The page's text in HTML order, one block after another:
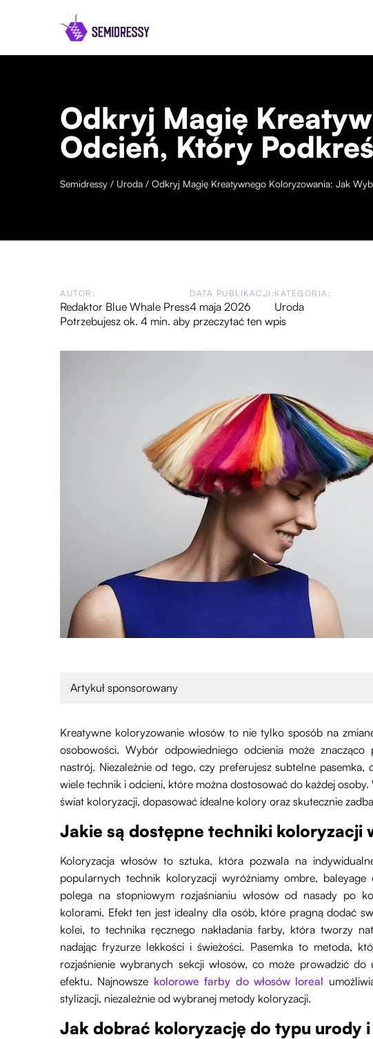
Odkryj Magię
Odcień, Który
Semidressy / Uroda / Odkryj Magię Kreatywnego Koloryzowania: Jak
AUTOR:
Redaktor Blue Whale Press
DATA PUBLIKACJI:
4 maja 2026
KATEGORIA:
Uroda
Potrzebujesz ok. 4 min. aby przeczytać ten wpis
Artykuł sponsorowany
Kreatywne koloryzowanie włosów to nie tylko sposób na
osobowości. Wybór odpowiedniego odcienia może
nastrój. Niezależnie od tego, czy preferujesz subtelne
wiele technik i odcieni, które można dostosować do każdej
świat koloryzacji, dopasować idealne kolory oraz skutecznie
Jakie są dostępne techniki koloryzacji
Koloryzacja włosów to sztuka, która pozwala na
popularnych technik koloryzacji wyróżniamy ombre,
polega na stopniowym rozjaśnianiu włosów od nasady po
kolorami. Efekt ten jest idealny dla osób, które pragną dodać
kolei, to technika ręcznego nakładania farby, która tworzy
nadając fryzurze lekkości i świeżości. Pasemka to metoda,
rozjaśnienie wybranych sekcji włosów, co może prowadzić do
efektu. Najnowsze kolorowe farby do włosów loreal
stylizacji, niezależnie od wybranej metody koloryzacji.
Jak dobrać koloryzację do typu urody